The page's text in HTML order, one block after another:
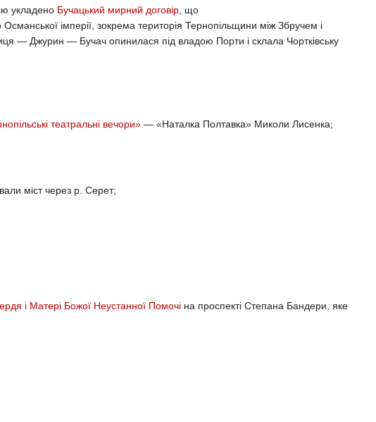
укладено Бучацький мирний договір , що
імперії, зокрема територія Тернопільщини між Збручем і
— Джурин — Бучач опинилася під владою Порти і склала Чортківську
театральні вечори»— «Наталка Полтавка» Миколи Лисенка;
міст через р. Серет;
і Матері Божої Неустанної Помочі на проспекті Степана Бандери, яке